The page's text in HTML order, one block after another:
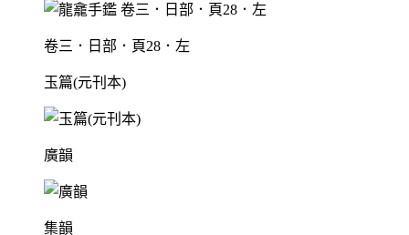
卷三．日部．頁28．左
玉篇(元刊本)
廣韻
集韻